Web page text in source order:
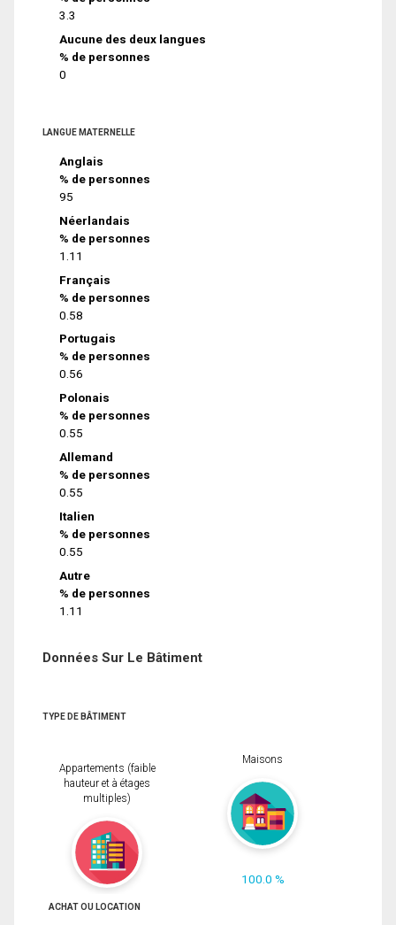
3.3
Aucune des deux langues
% de personnes
0
LANGUE MATERNELLE
Anglais
% de personnes
95
Néerlandais
% de personnes
1.11
Français
% de personnes
0.58
Portugais
% de personnes
0.56
Polonais
% de personnes
0.55
Allemand
% de personnes
0.55
Italien
% de personnes
0.55
Autre
% de personnes
1.11
Données Sur Le Bâtiment
TYPE DE BÂTIMENT
Appartements (faible
hauteur et à étages
multiples)
Maisons
100.0 %
ACHAT OU LOCATION